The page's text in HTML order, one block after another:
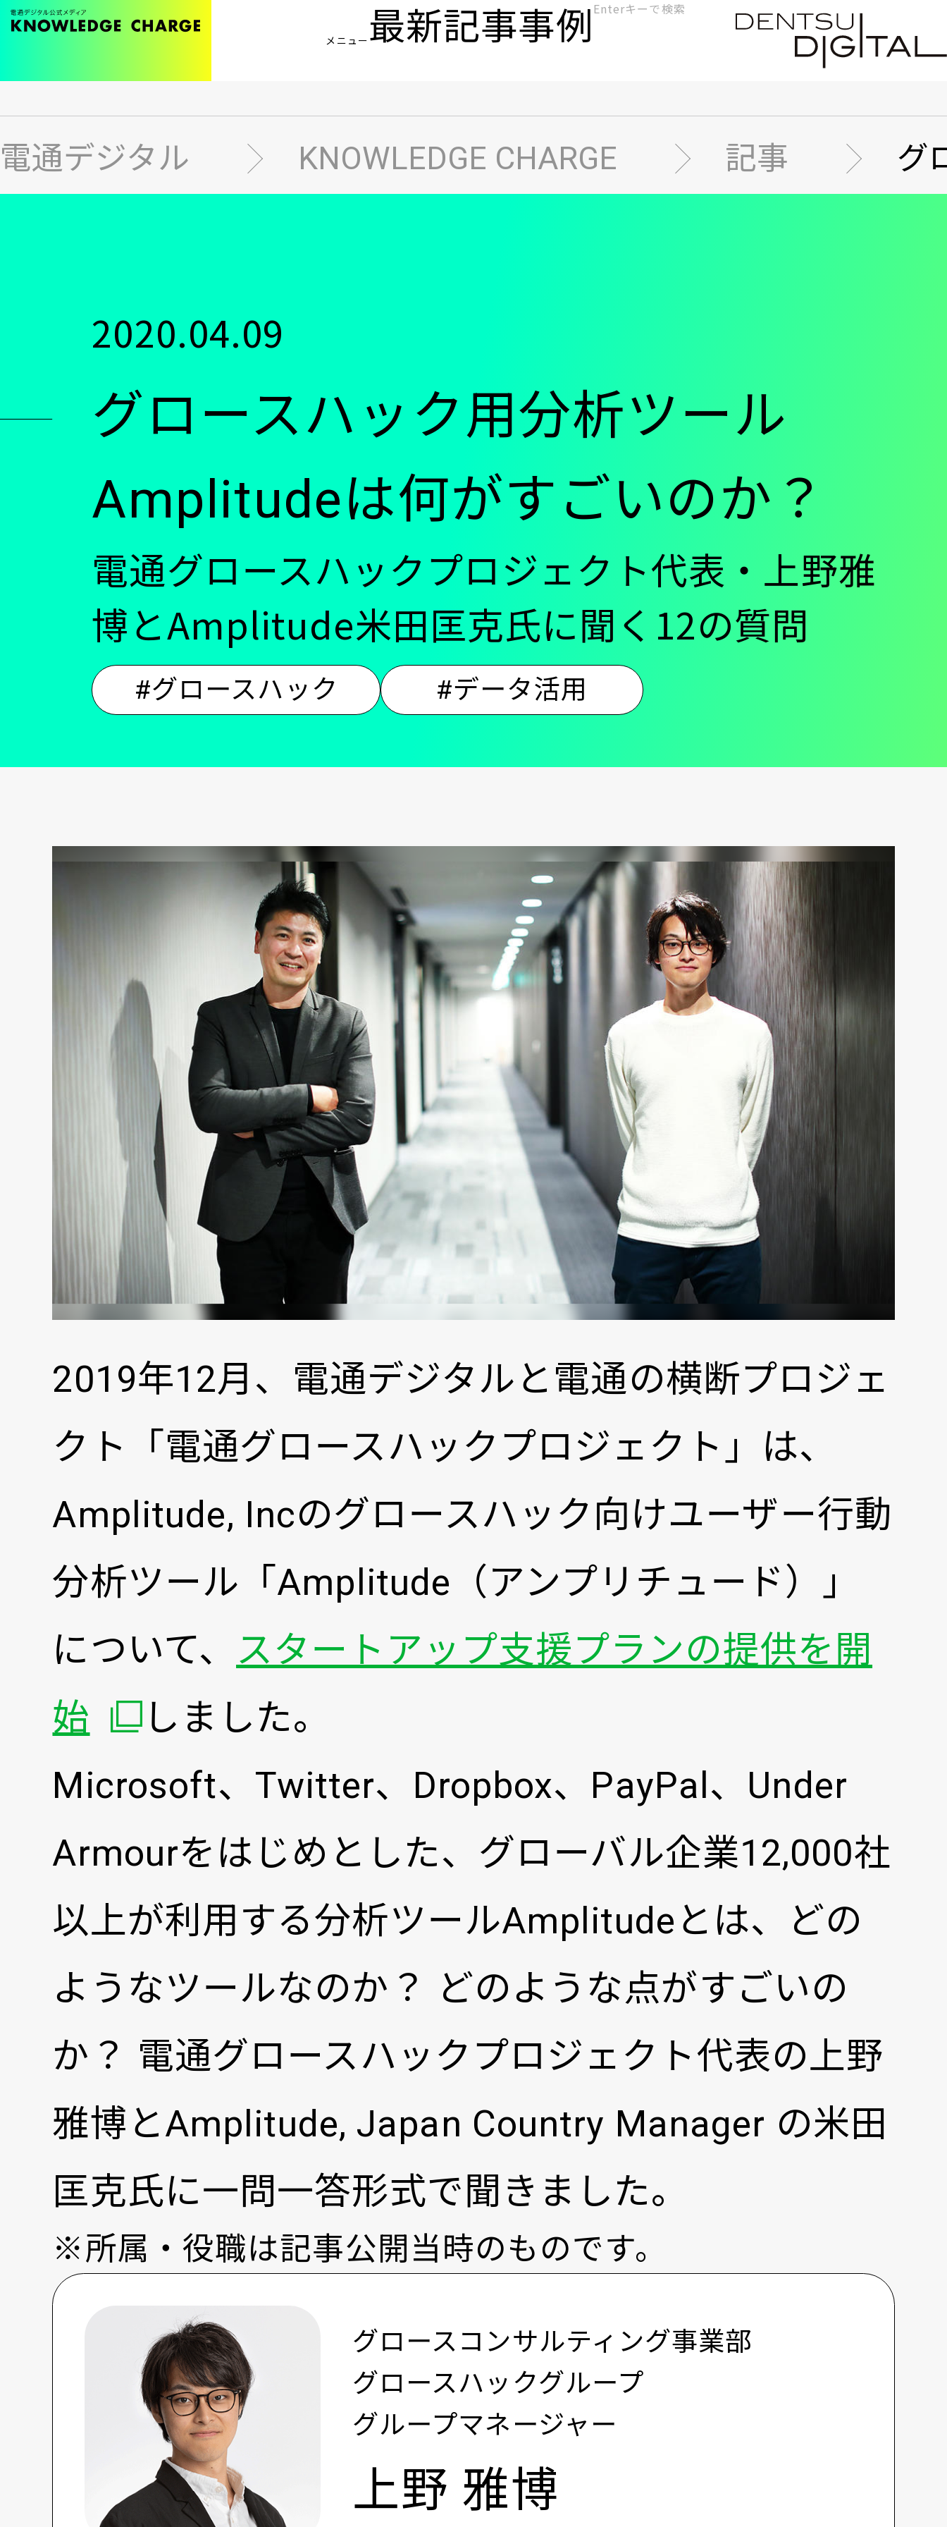
メ
イ
ン
コ
ツ
メニュー [KC]
ヘ
ッ
-
メ
イ
ン
最新記事事例
検
索
電通デジタル KNOWLEDGE CHARGE 記事 グ
グロースハック用分析ツール
Amplitudeは何がすごいのか？
電通グロースハックプロジェクト代表・上野雅
博とAmplitude米田匡克氏に聞く12の質問
2020.04.09
#グロースハック #データ活用
2019年12月、電通デジタルと電通の横断プロジェ
クト「電通グロースハックプロジェクト」は、
Amplitude, Incのグロースハック向けユーザー行動
分析ツール「Amplitude（アンプリチュード）」
について、 スタートアップ支援プランの提供を開
始 別ウィンドウで開く
しました。
Microsoft、Twitter、Dropbox、PayPal、Under
Armourをはじめとした、グローバル企業12,000社
以上が利用する分析ツールAmplitudeとは、どの
ようなツールなのか？ どのような点がすごいの
か？ 電通グロースハックプロジェクト代表の上野
雅博とAmplitude, Japan Country Manager の米田
匡克氏に一問一答形式で聞きました。
※所属・役職は記事公開当時のものです。
グロースコンサルティング事業部
グロースハックグループ
グループマネージャー
上野 雅博